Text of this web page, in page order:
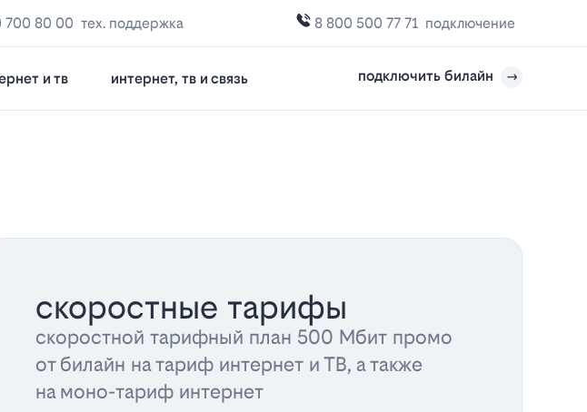
700 80 00 тех. поддержка 8 800 500 77 71 подключение
и тв интернет, тв и связь подключить билайн
скоростные тарифы
скоростной тарифный план 500 Мбит промо
от билайн на тариф интернет и ТВ, а также
на моно-тариф интернет